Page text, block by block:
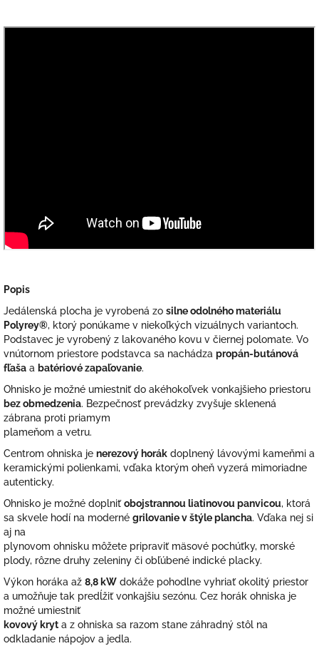
Popis
Jedálenská plocha je vyrobená zo silne odolného materiálu
Polyrey®, ktorý ponúkame v niekoľkých vizuálnych variantoch.
Podstavec je vyrobený z lakovaného kovu v čiernej polomate. Vo
vnútornom priestore podstavca sa nachádza propán-butánová
fľaša a batériové zapaľovanie.
Ohnisko je možné umiestniť do akéhokoľvek vonkajšieho priestoru
bez obmedzenia. Bezpečnosť prevádzky zvyšuje sklenená
zábrana proti priamym
plameňom a vetru.
Centrom ohniska je nerezový horák doplnený lávovými kameňmi a
keramickými polienkami, vďaka ktorým oheň vyzerá mimoriadne
autenticky.
Ohnisko je možné doplniťobojstrannou liatinovou panvicou, ktorá
sa skvele hodí na moderné grilovanie v štýle plancha. Vďaka nej si
aj na
plynovom ohnisku môžete pripraviť mäsové pochúťky, morské
plody, rôzne druhy zeleniny či obľúbené indické placky.
Výkon horáka až 8,8 kW dokáže pohodlne vyhriať okolitý priestor
a umožňuje tak predĺžiť vonkajšiu sezónu. Cez horák ohniska je
možné umiestniť
kovový kryt a z ohniska sa razom stane záhradný stôl na
odkladanie nápojov a jedla.